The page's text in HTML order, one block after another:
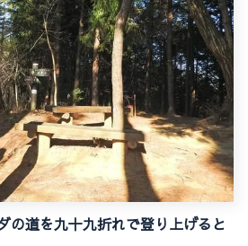
の道を九十九折れで登り上げると